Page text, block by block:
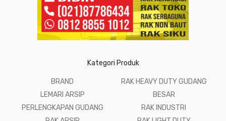
Kategori Produk
BRAND
LEMARI ARSIP
PERLENGKAPAN GUDANG
RAK HEAVY DUTY GUDANG
BESAR
RAK INDUSTRI